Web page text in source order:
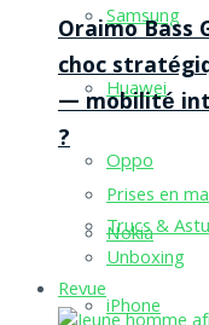
Samsung
Huawei
Oppo
Nokia
iPhone
Oraimo Bass
choc
— mobilité
?
Prises en
Trucs &
Unboxing
Revue